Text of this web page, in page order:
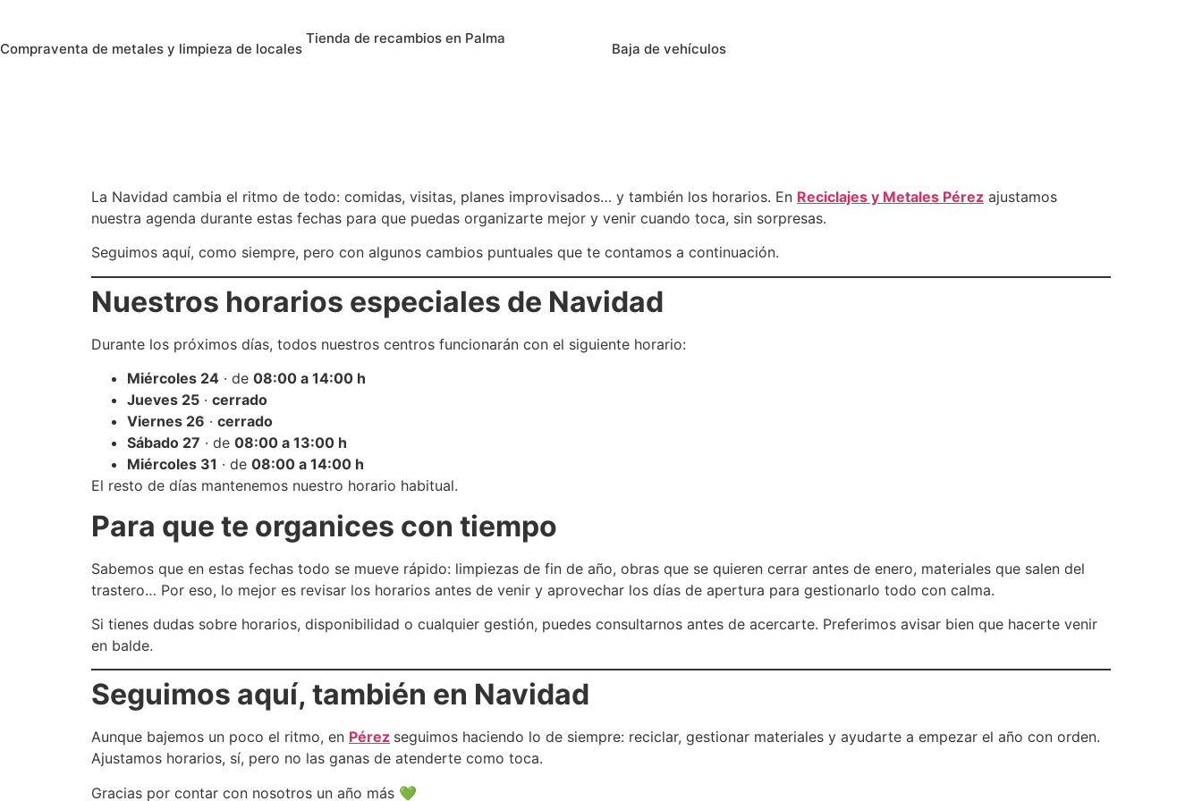
Compraventa de metales y limpieza de locales
Tienda de recambios en Palma
Baja de vehículos
La Navidad cambia el ritmo de todo: comidas, visitas, planes improvisados… y también los horarios. En Reciclajes y Metales Pérez ajustamos
nuestra agenda durante estas fechas para que puedas organizarte mejor y venir cuando toca, sin sorpresas.
Seguimos aquí, como siempre, pero con algunos cambios puntuales que te contamos a continuación.
Nuestros horarios especiales de Navidad
Durante los próximos días, todos nuestros centros funcionarán con el siguiente horario:
Miércoles 24 · de 08:00 a 14:00 h
Jueves 25 · cerrado
Viernes 26 · cerrado
Sábado 27 · de 08:00 a 13:00 h
Miércoles 31 · de 08:00 a 14:00 h
El resto de días mantenemos nuestro horario habitual.
Para que te organices con tiempo
Sabemos que en estas fechas todo se mueve rápido: limpiezas de fin de año, obras que se quieren cerrar antes de enero, materiales que salen del
trastero… Por eso, lo mejor es revisar los horarios antes de venir y aprovechar los días de apertura para gestionarlo todo con calma.
Si tienes dudas sobre horarios, disponibilidad o cualquier gestión, puedes consultarnos antes de acercarte. Preferimos avisar bien que hacerte venir
en balde.
Seguimos aquí, también en Navidad
Aunque bajemos un poco el ritmo, en Pérez seguimos haciendo lo de siempre: reciclar, gestionar materiales y ayudarte a empezar el año con orden.
Ajustamos horarios, sí, pero no las ganas de atenderte como toca.
Gracias por contar con nosotros un año más 💚